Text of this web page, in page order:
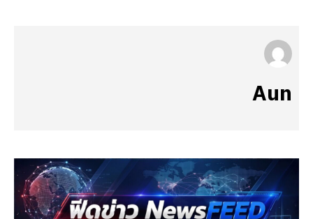
Aun